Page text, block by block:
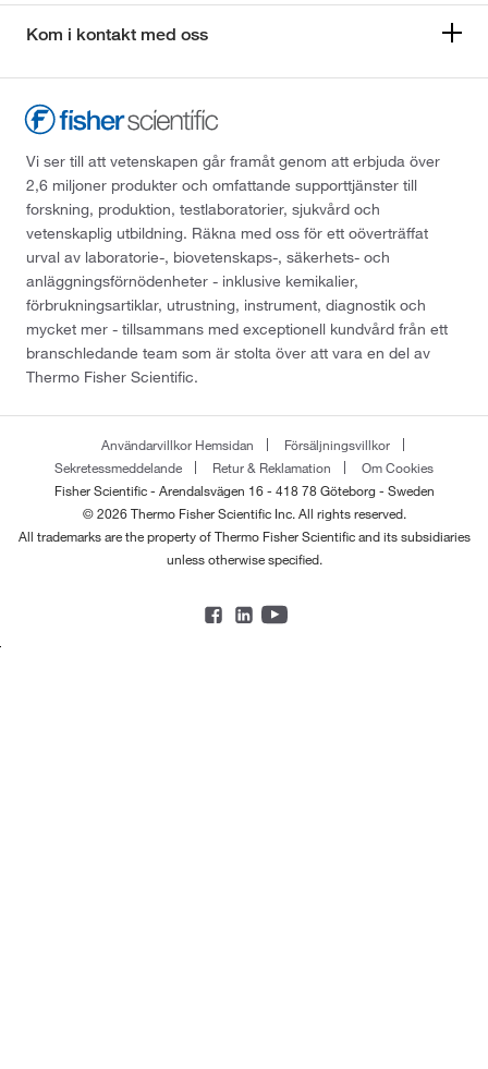
Kom i kontakt med oss
Vi ser till att vetenskapen går framåt genom att erbjuda över
2,6 miljoner produkter och omfattande supporttjänster till
forskning, produktion, testlaboratorier, sjukvård och
vetenskaplig utbildning. Räkna med oss för ett oöverträffat
urval av laboratorie-, biovetenskaps-, säkerhets- och
anläggningsförnödenheter - inklusive kemikalier,
förbrukningsartiklar, utrustning, instrument, diagnostik och
mycket mer - tillsammans med exceptionell kundvård från ett
branschledande team som är stolta över att vara en del av
Thermo Fisher Scientific.
Användarvillkor Hemsidan
Försäljningsvillkor
Sekretessmeddelande
Retur & Reklamation
Om Cookies
Fisher Scientific - Arendalsvägen 16 - 418 78 Göteborg - Sweden
© 2026 Thermo Fisher Scientific Inc. All rights reserved.
All trademarks are the property of Thermo Fisher Scientific and its subsidiaries
unless otherwise specified.